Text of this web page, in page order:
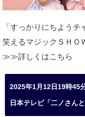
「すっかりにちよう
笑えるマジックＳＨＯ
≫≫詳しくはこちら
2025年1月12日19時45
日本テレビ「二ノさん